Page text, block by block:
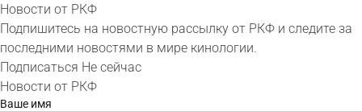
Новости от РКФ
Подпишитесь на новостную рассылку от РКФ и следите за
последними новостями в мире кинологии.
Подписаться Не сейчас
Новости от РКФ
Ваше имя